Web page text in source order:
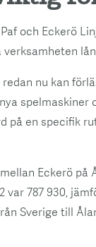
och Eckerö
nu kan
på en specifik
Eckerö
787 930,
Sverige till